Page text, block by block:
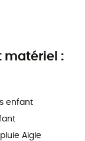
matériel :
enfant
Aigle